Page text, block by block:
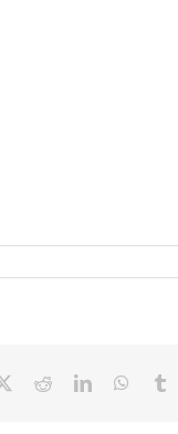
RedditLinkedIn